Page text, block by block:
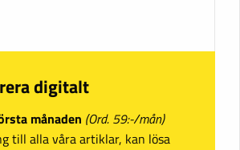
digitalt
månaden (Ord. 59:-/mån)
till alla våra artiklar, kan lösa